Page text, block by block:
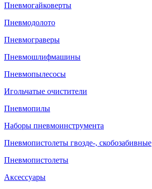
Пневмогайковерты
Пневмодолото
Пневмограверы
Пневмошлифмашины
Пневмопылесосы
Игольчатые очистители
Пневмопилы
Наборы пневмоинструмента
Пневмопистолеты гвозде-, скобозабивные
Пневмопистолеты
Аксессуары